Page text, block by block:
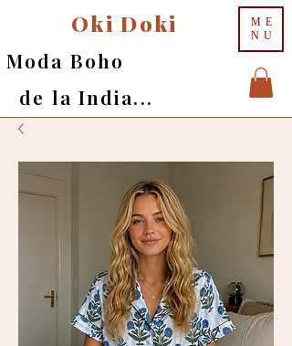
ME
NU
Oki Doki
Moda Boho
de la India...